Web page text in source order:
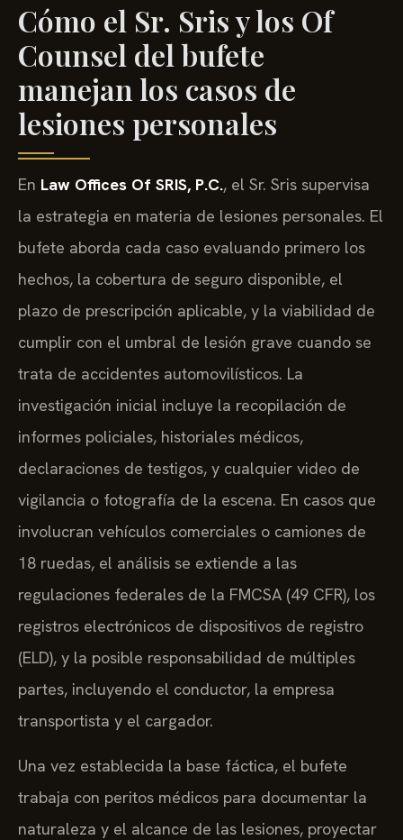
Cómo el Sr. Sris y los Of
Counsel del bufete
manejan los casos de
lesiones personales
En Law Offices Of SRIS, P.C., el Sr. Sris supervisa
la estrategia en materia de lesiones personales. El
bufete aborda cada caso evaluando primero los
hechos, la cobertura de seguro disponible, el
plazo de prescripción aplicable, y la viabilidad de
cumplir con el umbral de lesión grave cuando se
trata de accidentes automovilísticos. La
investigación inicial incluye la recopilación de
informes policiales, historiales médicos,
declaraciones de testigos, y cualquier video de
vigilancia o fotografía de la escena. En casos que
involucran vehículos comerciales o camiones de
18 ruedas, el análisis se extiende a las
regulaciones federales de la FMCSA (49 CFR), los
registros electrónicos de dispositivos de registro
(ELD), y la posible responsabilidad de múltiples
partes, incluyendo el conductor, la empresa
transportista y el cargador.
Una vez establecida la base fáctica, el bufete
trabaja con peritos médicos para documentar la
naturaleza y el alcance de las lesiones, proyectar